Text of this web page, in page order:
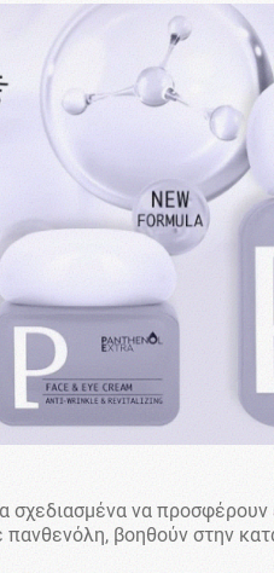
σχεδιασμένα να
βοηθούν στην